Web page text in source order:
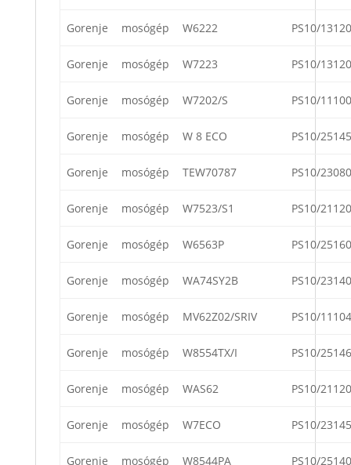
Gorenje mosógép W6222 PS10/13120
Gorenje mosógép W7223 PS10/13120
Gorenje mosógép W7202/S PS10/11100
Gorenje mosógép W 8 ECO PS10/25145
Gorenje mosógép TEW70787 PS10/23080
Gorenje mosógép W7523/S1 PS10/21120
Gorenje mosógép W6563P PS10/25160
Gorenje mosógép WA74SY2B PS10/23140
Gorenje mosógép MV62Z02/SRIV PS10/11104
Gorenje mosógép W8554TX/I PS10/25146
Gorenje mosógép WAS62 PS10/21120
Gorenje mosógép W7ECO PS10/23145
Gorenje mosógép W8544PA PS10/25140